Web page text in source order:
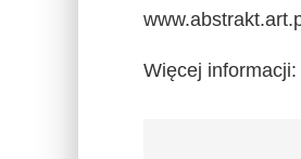
Więcej informacji: